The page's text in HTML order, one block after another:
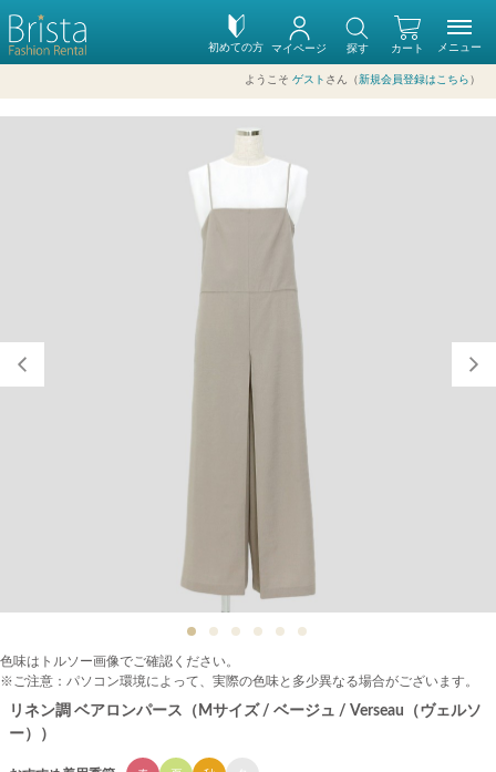
初めての方 カート
マイページ 探す
ようこそ ゲスト さん（新規会員登録はこちら ）
メニュー
色味はトルソー画像でご確認ください。
※ご注意：パソコン環境によって、実際の色味と多少異なる場合がございます。
リネン調 ベアロンパース（Mサイズ / ベージュ / Verseau（ヴェルソ
ー））